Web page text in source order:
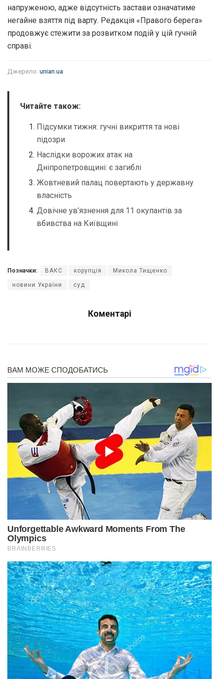
напруженою, адже відсутність застави означатиме
негайне взяття під варту. Редакція «Правого берега»
продовжує стежити за розвитком подій у цій гучній
справі.
Джерело: unian.ua
Читайте також:
Підсумки тижня: гучні викриття та нові
підозри
Наслідки ворожих атак на
Дніпропетровщині: є загиблі
Жовтневий палац повертають у державну
власність
Довічне ув’язнення для 11 окупантів за
вбивства на Київщині
Позначки: ВАКС корупція Микола Тищенко
новини України суд
Коментарі